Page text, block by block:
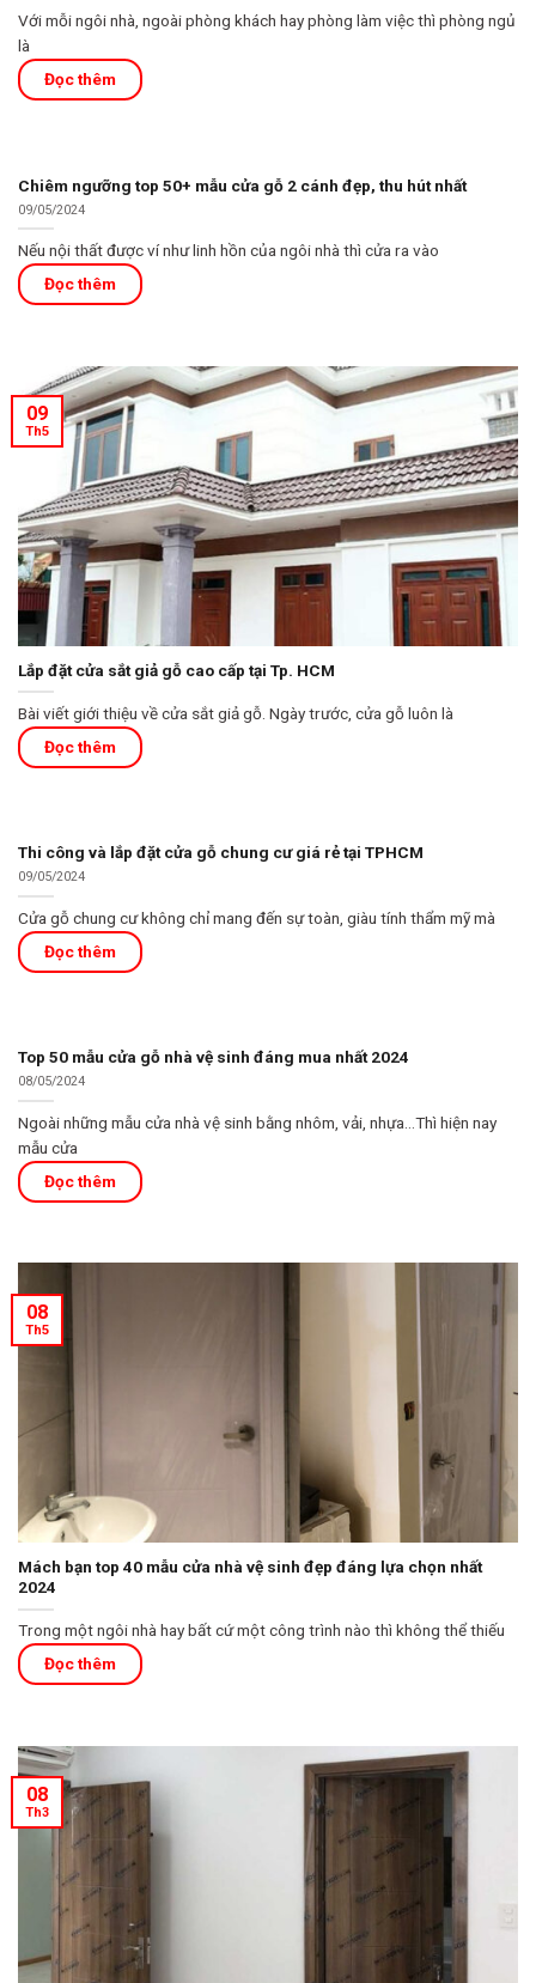
Với mỗi ngôi nhà, ngoài phòng khách hay phòng làm việc thì phòng ngủ
là
Chiêm ngưỡng top 50+ mẫu cửa gỗ 2 cánh đẹp, thu hút nhất
09/05/2024
Nếu nội thất được ví như linh hồn của ngôi nhà thì cửa ra vào
Lắp đặt cửa sắt giả gỗ cao cấp tại Tp. HCM
Bài viết giới thiệu về cửa sắt giả gỗ. Ngày trước, cửa gỗ luôn là
09
Th5
Thi công và lắp đặt cửa gỗ chung cư giá rẻ tại TPHCM
09/05/2024
Cửa gỗ chung cư không chỉ mang đến sự toàn, giàu tính thẩm mỹ mà
Top 50 mẫu cửa gỗ nhà vệ sinh đáng mua nhất 2024
08/05/2024
Ngoài những mẫu cửa nhà vệ sinh bằng nhôm, vải, nhựa…Thì hiện nay
mẫu cửa
Mách bạn top 40 mẫu cửa nhà vệ sinh đẹp đáng lựa chọn nhất
2024
Trong một ngôi nhà hay bất cứ một công trình nào thì không thể thiếu
08
Th5
08
Th3